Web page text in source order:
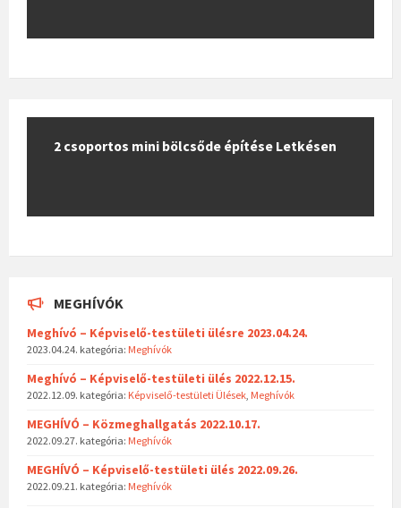
2 csoportos mini bölcsőde építése Letkésen
MEGHÍVÓK
Meghívó – Képviselő-testületi ülésre 2023.04.24.
2023.04.24. kategória: Meghívók
Meghívó – Képviselő-testületi ülés 2022.12.15.
2022.12.09. kategória: Képviselő-testületi Ülések, Meghívók
MEGHÍVÓ – Közmeghallgatás 2022.10.17.
2022.09.27. kategória: Meghívók
MEGHÍVÓ – Képviselő-testületi ülés 2022.09.26.
2022.09.21. kategória: Meghívók